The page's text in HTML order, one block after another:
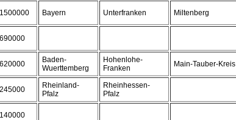
1500000 Bayern Unterfranken Miltenberg
690000
620000
Baden-
Wuerttemberg
Hohenlohe-
Franken
Main-Tauber-Kreis
245000
Rheinland-
Pfalz
Rheinhessen-
Pfalz
140000